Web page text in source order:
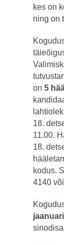
kes on
ning on
on 5
18.
11.00.
18.
kodus.
4140